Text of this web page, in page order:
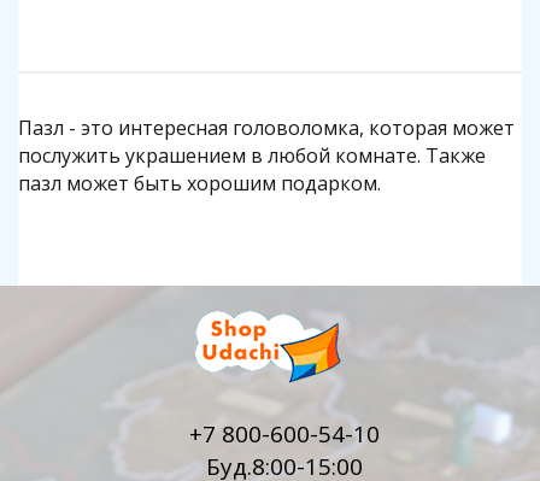
Пазл - это интересная головоломка, которая может
послужить украшением в любой комнате. Также
пазл может быть хорошим подарком.
+7 800-600-54-10
Буд.8:00-15:00